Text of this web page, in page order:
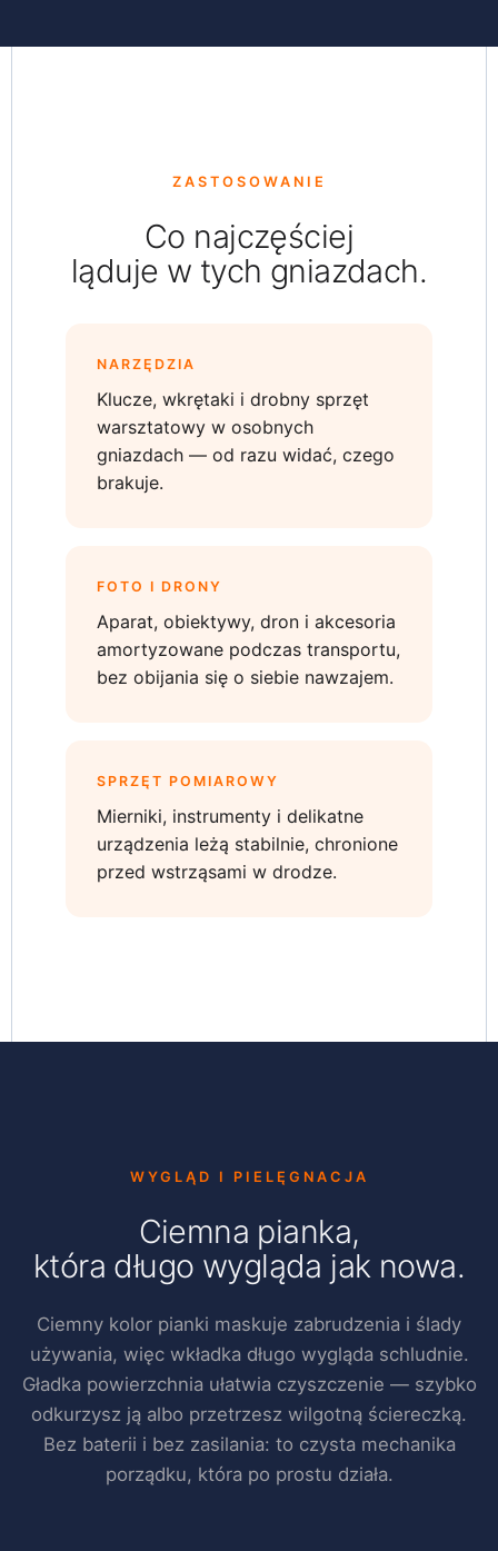
ZASTOSOWANIE
Co najczęściej
ląduje w tych gniazdach.
NARZĘDZIA
Klucze, wkrętaki i drobny sprzęt
warsztatowy w osobnych
gniazdach — od razu widać, czego
brakuje.
FOTO I DRONY
Aparat, obiektywy, dron i akcesoria
amortyzowane podczas transportu,
bez obijania się o siebie nawzajem.
SPRZĘT POMIAROWY
Mierniki, instrumenty i delikatne
urządzenia leżą stabilnie, chronione
przed wstrząsami w drodze.
WYGLĄD I PIELĘGNACJA
Ciemna pianka,
która długo wygląda jak nowa.
Ciemny kolor pianki maskuje zabrudzenia i ślady
używania, więc wkładka długo wygląda schludnie.
Gładka powierzchnia ułatwia czyszczenie — szybko
odkurzysz ją albo przetrzesz wilgotną ściereczką.
Bez baterii i bez zasilania: to czysta mechanika
porządku, która po prostu działa.